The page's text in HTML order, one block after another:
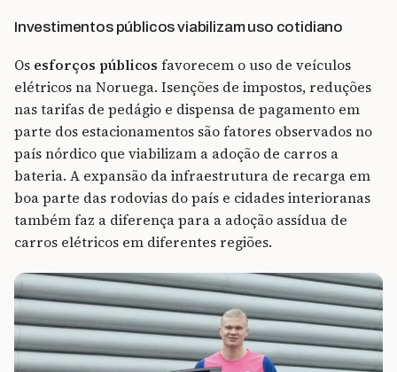
Investimentos públicos viabilizam uso cotidiano
Os esforços públicos favorecem o uso de veículos
elétricos na Noruega. Isenções de impostos, reduções
nas tarifas de pedágio e dispensa de pagamento em
parte dos estacionamentos são fatores observados no
país nórdico que viabilizam a adoção de carros a
bateria. A expansão da infraestrutura de recarga em
boa parte das rodovias do país e cidades interioranas
também faz a diferença para a adoção assídua de
carros elétricos em diferentes regiões.